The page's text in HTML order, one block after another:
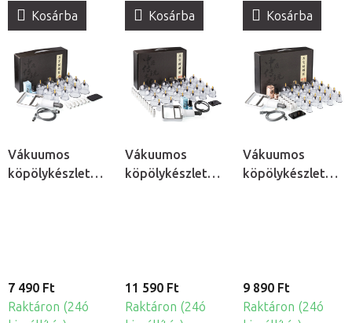
Kosárba
Kosárba
Kosárba
Vákuumos
köpölykészlet
7 490 Ft
Raktáron (24ó
Vákuumos
köpölykészlet
11 590 Ft
Raktáron (24ó
Vákuumos
köpölykészlet
9 890 Ft
Raktáron (24ó